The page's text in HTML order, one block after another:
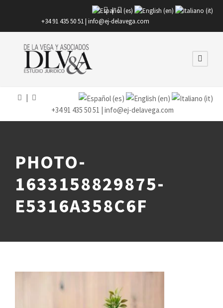
|
+34 91 435 50 51 | info@ej-delavega.com
+34 91 435 50 51 | info@ej-delavega.com
PHOTO-
1633158829875-
E5316A358C6F